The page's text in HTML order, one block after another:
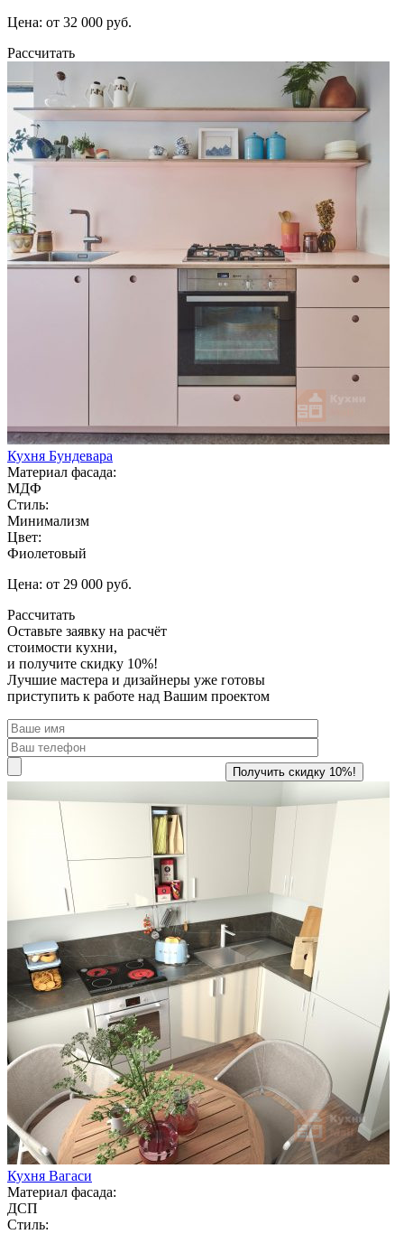
Цена: от 32 000 руб.
Рассчитать
Кухня Бундевара
Материал фасада:
МДФ
Стиль:
Минимализм
Цвет:
Фиолетовый
Цена: от 29 000 руб.
Рассчитать
Оставьте заявку на расчёт
стоимости кухни,
и получите скидку 10%!
Лучшие мастера и дизайнеры уже готовы
приступить к работе над Вашим проектом
Кухня Вагаси
Материал фасада:
ДСП
Стиль: